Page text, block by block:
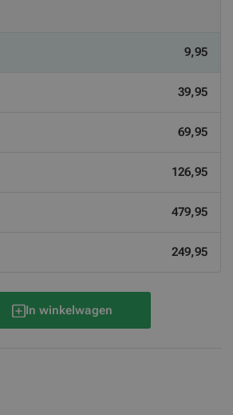
9,95
39,95
69,95
126,95
479,95
249,95
In winkelwagen